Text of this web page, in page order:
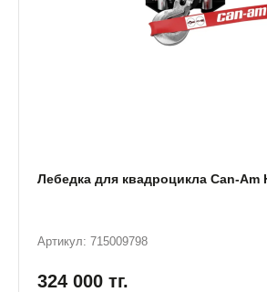
Лебедка для квадроцикла Can-Am
Артикул: 715009798
324 000 тг.